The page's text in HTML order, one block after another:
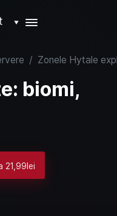
▼
/
biomi,
21,99lei